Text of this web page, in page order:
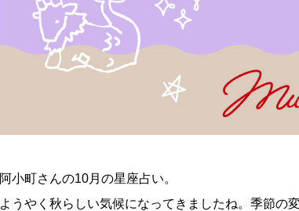
阿小町さんの10月の星座占い。
ようやく秋らしい気候になってきましたね。季節の